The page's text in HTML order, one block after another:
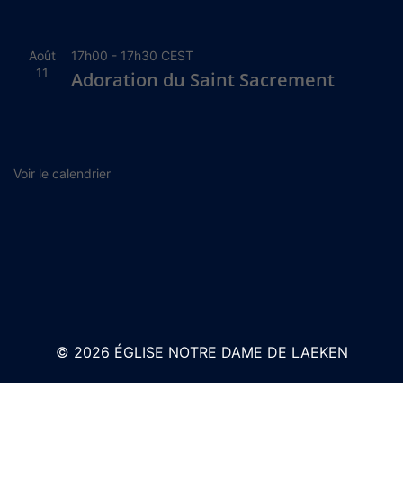
Août
11
17h00 - 17h30 CEST
Adoration du Saint Sacrement
Voir le calendrier
© 2026 ÉGLISE NOTRE DAME DE LAEKEN